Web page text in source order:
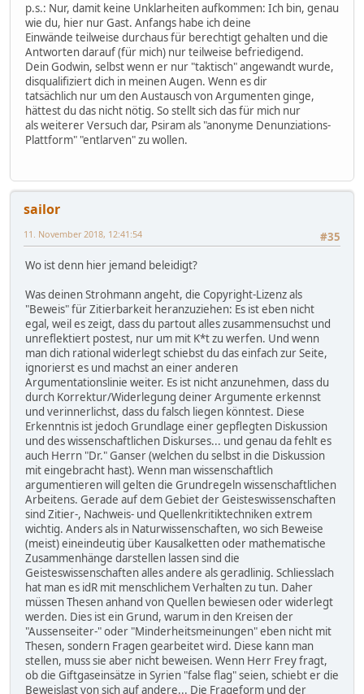
p.s.: Nur, damit keine Unklarheiten aufkommen: Ich bin, genau
wie du, hier nur Gast. Anfangs habe ich deine
Einwände teilweise durchaus für berechtigt gehalten und die
Antworten darauf (für mich) nur teilweise befriedigend.
Dein Godwin, selbst wenn er nur "taktisch" angewandt wurde,
disqualifiziert dich in meinen Augen. Wenn es dir
tatsächlich nur um den Austausch von Argumenten ginge,
hättest du das nicht nötig. So stellt sich das für mich nur
als weiterer Versuch dar, Psiram als "anonyme Denunziations-
Plattform" "entlarven" zu wollen.
sailor
#35
11. November 2018, 12:41:54
Wo ist denn hier jemand beleidigt?
Was deinen Strohmann angeht, die Copyright-Lizenz als
"Beweis" für Zitierbarkeit heranzuziehen: Es ist eben nicht
egal, weil es zeigt, dass du partout alles zusammensuchst und
unreflektiert postest, nur um mit K*t zu werfen. Und wenn
man dich rational widerlegt schiebst du das einfach zur Seite,
ignorierst es und machst an einer anderen
Argumentationslinie weiter. Es ist nicht anzunehmen, dass du
durch Korrektur/Widerlegung deiner Argumente erkennst
und verinnerlichst, dass du falsch liegen könntest. Diese
Erkenntnis ist jedoch Grundlage einer gepflegten Diskussion
und des wissenschaftlichen Diskurses... und genau da fehlt es
auch Herrn "Dr." Ganser (welchen du selbst in die Diskussion
mit eingebracht hast). Wenn man wissenschaftlich
argumentieren will gelten die Grundregeln wissenschaftlichen
Arbeitens. Gerade auf dem Gebiet der Geisteswissenschaften
sind Zitier-, Nachweis- und Quellenkritiktechniken extrem
wichtig. Anders als in Naturwissenschaften, wo sich Beweise
(meist) eineindeutig über Kausalketten oder mathematische
Zusammenhänge darstellen lassen sind die
Geisteswissenschaften alles andere als geradlinig. Schliesslach
hat man es idR mit menschlichem Verhalten zu tun. Daher
müssen Thesen anhand von Quellen bewiesen oder widerlegt
werden. Dies ist ein Grund, warum in den Kreisen der
"Aussenseiter-" oder "Minderheitsmeinungen" eben nicht mit
Thesen, sondern Fragen gearbeitet wird. Diese kann man
stellen, muss sie aber nicht beweisen. Wenn Herr Frey fragt,
ob die Giftgaseinsätze in Syrien "false flag" seien, schiebt er die
Beweislast von sich auf andere... Die Frageform und der